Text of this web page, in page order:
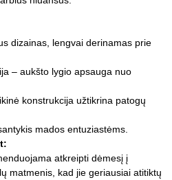
dizainas, lengvai derinamas prie
– aukšto lygio apsauga nuo
konstrukcija užtikrina patogų
mados entuziastėms.
atkreipti dėmesį į
matmenis, kad jie geriausiai atitiktų